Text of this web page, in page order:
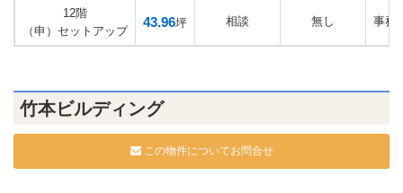
12階
（申）セットアップ
43.96坪 相談 無し 事務
竹本ビルディング
この物件についてお問合せ